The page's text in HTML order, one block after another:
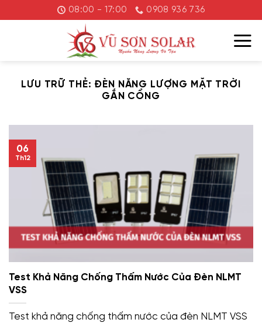
đến
08:00 - 17:00 0908 936 736
LƯU TRỮ THẺ: ĐÈN NĂNG LƯỢNG MẶT TRỜI
GẮN CỔNG
Test Khả Năng Chống Thấm Nước Của Đèn NLMT
VSS
Test khả năng chống thấm nước của đèn NLMT VSS
06
Th12